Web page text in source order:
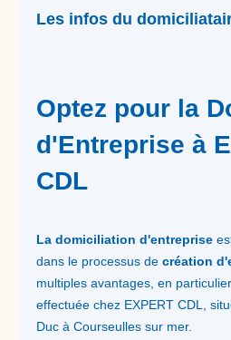
Les infos du
Optez pour la
d'Entreprise à
CDL
La domiciliation d'entreprise
dans le processus de création
multiples avantages, en
effectuée chez EXPERT CDL,
Duc à Courseulles sur mer.